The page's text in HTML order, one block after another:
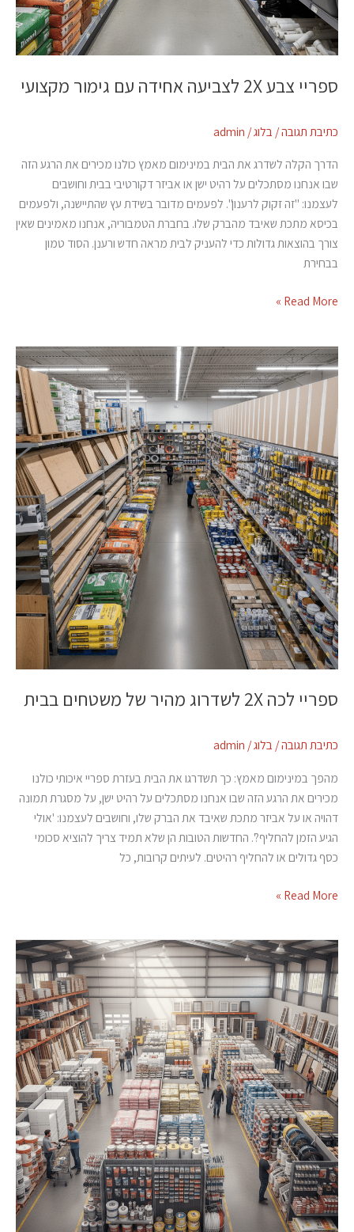
ספריי צבע 2X לצביעה אחידה עם גימור מקצועי
כתיבת תגובה/ בלוג/
admin
הדרך הקלה לשדרג את הבית במינימום מאמץ כולנו מכירים את הרגע הזה
שבו אנחנו מסתכלים על רהיט ישן או אביזר דקורטיבי בבית וחושבים
לעצמנו: "זה זקוק לרענון". לפעמים מדובר בשידת עץ שהתיישנה, ולפעמים
בכיסא מתכת שאיבד מהברק שלו. בחברת הטמבוריה, אנחנו מאמינים שאין
צורך בהוצאות גדולות כדי להעניק לבית מראה חדש ורענן. הסוד טמון
בבחירת
Read More »
ספריי לכה 2X לשדרוג מהיר של משטחים בבית
כתיבת תגובה/ בלוג/
admin
מהפך במינימום מאמץ: כך תשדרגו את הבית בעזרת ספריי איכותי כולנו
מכירים את הרגע הזה שבו אנחנו מסתכלים על רהיט ישן, על מסגרת תמונה
דהויה או על אביזר מתכת שאיבד את הברק שלו, וחושבים לעצמנו: 'אולי
הגיע הזמן להחליף?'. החדשות הטובות הן שלא תמיד צריך להוציא סכומי
כסף גדולים או להחליף רהיטים. לעיתים קרובות, כל
ספריי
לכה
לשדרוג
מהיר
של
משטחים
בבית
Read More »
טסה
לשיפצורים
–
איך
לבחור
את
הסוד
לעבודה
מדויקת